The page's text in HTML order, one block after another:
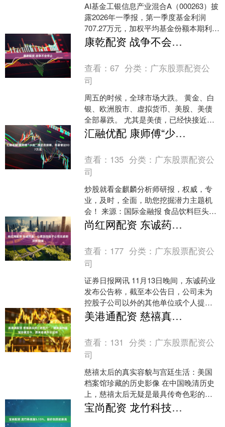
AI基金工银信息产业混合A（000263）披
露2026年一季报，第一季度基金利润
707.27万元，加权平均基金份额本期利润
0.0308元。报告期内，基金净值增长....
康乾配资 战争不会停止
查看：67 分类： 广东股票配资公
司
周五的时候，全球市场大跌。 黄金、白
银、欧洲股市、虚拟货币、美股、美债
全部暴跌。 尤其是美债，已经快接近贸
易战时的水平，而在那之后美联储又降
了几次息。德国国债拍....
汇融优配 康师傅“少帅”魏宏丞接棒，年薪曾达937万元
查看： 135 分类： 广东股票配资公
司
炒股就看金麒麟分析师研报，权威，专
业，及时，全面，助您挖掘潜力主题机
会！ 来源：国际金融报 食品饮料巨头迎
来关键人事变动。 12月18日，康师傅控
股（00322....
尚红网配资 东诚药业：公司及控股子公司无逾期对外担保
查看： 177 分类： 广东股票配资公
司
证券日报网讯 11月13日晚间，东诚药业
发布公告称，截至本公告日，公司未为
控股子公司以外的其他单位或个人提供
担保，公司及控股子公司无逾期对外担
保、涉及诉讼的对外....
美港通配资 慈禧真实的“老照片”：被美国档案馆珍藏至今，原来老佛爷长这样
查看： 131 分类： 广东股票配资公
司
慈禧太后的真实容貌与宫廷生活：美国
档案馆珍藏的历史影像 在中国晚清历史
上，慈禧太后无疑是最具传奇色彩的女
性统治者之一。作为叶赫那拉氏家族的
成员，慈禧虽非出身顶级....
宝尚配资 龙竹科技涨5.15%，股价创历史新高